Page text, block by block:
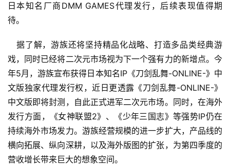
2
5
第
十
三
届
金
茶
奖
日本知名厂商DMM GAMES代理发行，后续表现值得期
待。
据了解，游族还将坚持精品化战略、打造多品类经典游
戏，同时已经将二次元市场视为下一个强有力的新增点。今
年5月，游族宣布获得日本知名IP《刀剑乱舞-ONLINE-》中
文版独家代理发行权，近日更透露《刀剑乱舞-ONLINE-》
中文版即将封测，自此正式进军二次元市场。同时，在海外
发行方面，《女神联盟2》、《少年三国志》等强势IP仍在
持续海外市场发力。游族经营规模的进一步扩大，产品线的
横向拓展、纵向深耕，以及海外版图的扩张，为第四季度的
营收增长带来巨大的想象空间。